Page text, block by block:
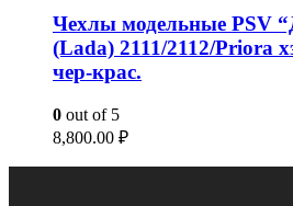
Чехлы модельные PSV
(Lada) 2111/2112/Priora
чер-крас.
0 out of 5
8,800.00 ₽